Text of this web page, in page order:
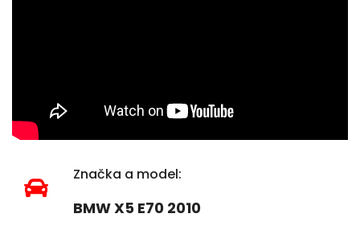
Značka a model:
BMW X5 E70 2010